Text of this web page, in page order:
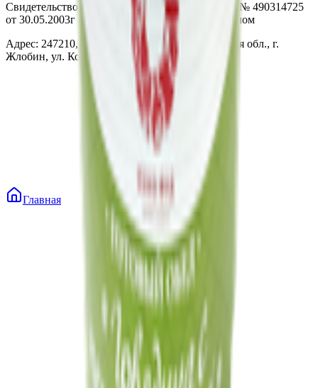
Свидетельство о государственной регистрации № 490314725
от 30.05.2003г выдано Гомельским облисполкомом
Адрес: 247210, Республика Беларусь, Гомельская обл., г.
Жлобин, ул. Козлова 2-А
Главная